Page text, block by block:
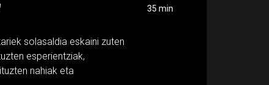
solasaldia eskaini zuten
esperientziak,
nahiak eta
35 min